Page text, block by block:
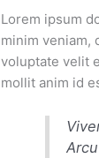
Lorem ipsum
minim veniam,
voluptate velit
mollit anim id